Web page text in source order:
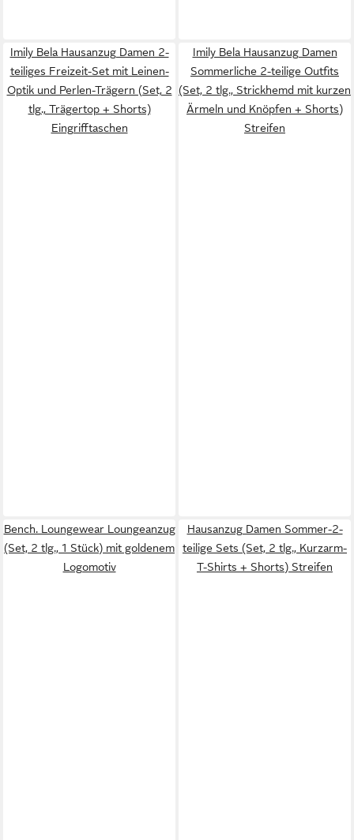
Imily Bela Hausanzug Damen 2-
teiliges Freizeit-Set mit Leinen-
Optik und Perlen-Trägern (Set, 2
tlg., Trägertop + Shorts)
Eingrifftaschen
Imily Bela Hausanzug Damen
Sommerliche 2-teilige Outfits
(Set, 2 tlg., Strickhemd mit kurzen
Ärmeln und Knöpfen + Shorts)
Streifen
Bench. Loungewear Loungeanzug
(Set, 2 tlg., 1 Stück) mit goldenem
Logomotiv
Hausanzug Damen Sommer-2-
teilige Sets (Set, 2 tlg., Kurzarm-
T-Shirts + Shorts) Streifen